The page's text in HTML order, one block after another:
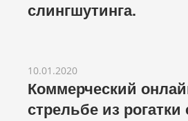
слингшутинга.
10.01.2020
Коммерческий
стрельбе из рогатки